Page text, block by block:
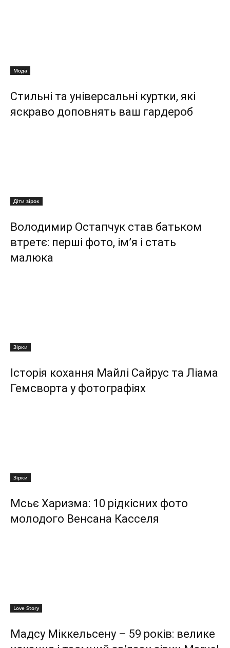
Мода
Стильні та універсальні куртки, які
яскраво доповнять ваш гардероб
Діти зірок
Володимир Остапчук став батьком
втретє: перші фото, ім’я і стать
малюка
Зірки
Історія кохання Майлі Сайрус та Ліама
Гемсворта у фотографіях
Зірки
Мсьє Харизма: 10 рідкісних фото
молодого Венсана Касселя
Love Story
Мадсу Міккельсену – 59 років: велике